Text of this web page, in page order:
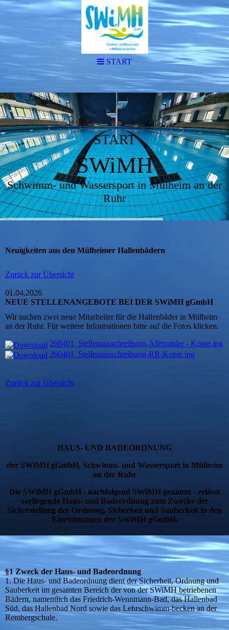
START
SWiMH
Schwimm- und Wassersport in Mülheim an der
Ruhr
Neuigkeiten aus den Mülheimer Hallenbädern
Zurück zur Übersicht
01.04.2026
NEUE STELLENANGEBOTE BEI DER SWiMH gGmbH
Wir suchen zwei neue Mitarbeiter für die Hallenbäder in Mülheim
an der Ruhr. Für weitere Informationen bitte auf die Fotos klicken.
260401_Stellenausschreibung-Allrounder - Kopie.jpg
260401_Stellenausschreibung-RR-Kopie.jpg
Zurück zur Übersicht
HAUS- UND BADEORDNUNG
der SWiMH gGmbH, Schwimm- und Wassersport in Mülheim
an der Ruhr
Die SWiMH gGmbH - nachfolgend SWiMH genannt - erlässt
vorliegende Haus- und Badeordnung zum Zwecke der
Sicherstellung der Ordnung, Sicherheit und Sauberkeit in den
Einrichtungen der SWiMH gGmbH.
§1 Zweck der Haus- und Badeordnung
1. Die Haus- und Badeordnung dient der Sicherheit, Ordnung und
Sauberkeit im gesamten Bereich der von der SWiMH betriebenen
Bädern, namentlich das Friedrich-Wennmann-Bad, das Hallenbad
Süd, das Hallenbad Nord sowie das Lehrschwimm-becken an der
Rembergschule.
START